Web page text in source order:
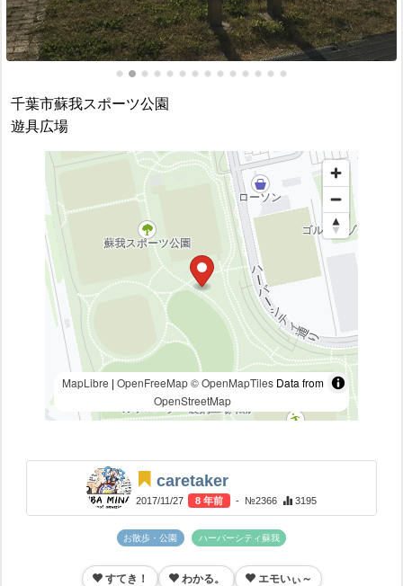
千葉市蘇我スポーツ公園
遊具広場
MapLibre | OpenFreeMap © OpenMapTilesData from
OpenStreetMap
caretaker
2017/11/27 8 年前 - №2366 3195
お散歩・公園 ハーバーシティ蘇我
すてき！ わかる。 エモいぃ～